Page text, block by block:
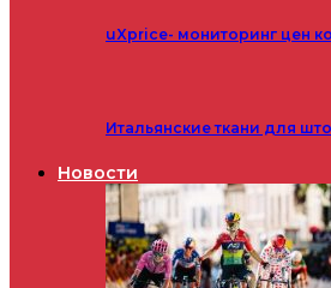
uXprice- мониторинг цен
Итальянские ткани для
Новости